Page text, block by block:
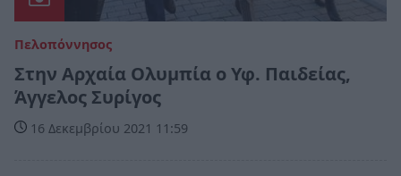
Πελοπόννησος
Στην Αρχαία Ολυμπία ο Υφ. Παιδείας,
Άγγελος Συρίγος
16 Δεκεμβρίου 2021 11:59